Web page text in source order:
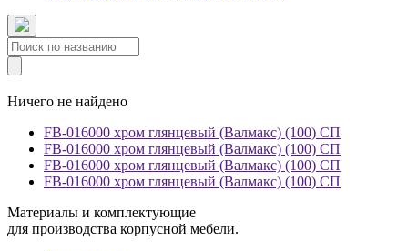
Ничего не найдено
FB-016000 хром глянцевый (Валмакс) (100) СП
FB-016000 хром глянцевый (Валмакс) (100) СП
FB-016000 хром глянцевый (Валмакс) (100) СП
FB-016000 хром глянцевый (Валмакс) (100) СП
Материалы и комплектующие
для производства корпусной мебели.